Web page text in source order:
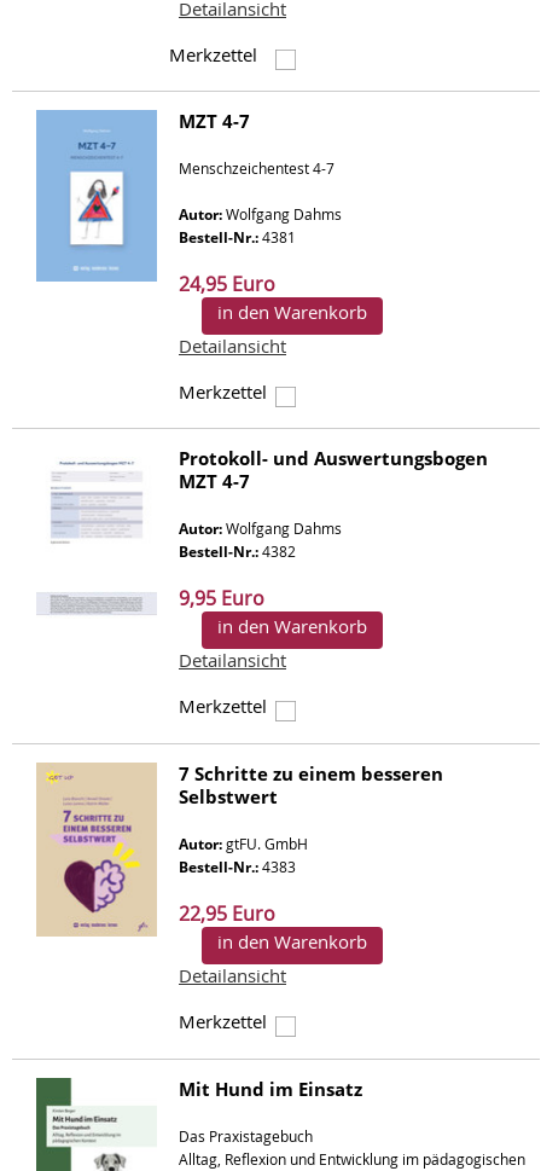
Detailansicht
Merkzettel
MZT 4-7
Menschzeichentest 4-7
Autor: Wolfgang Dahms
Bestell-Nr.: 4381
24,95 Euro
in den Warenkorb
Detailansicht
Merkzettel
Protokoll- und Auswertungsbogen
MZT 4-7
Autor: Wolfgang Dahms
Bestell-Nr.: 4382
9,95 Euro
in den Warenkorb
Detailansicht
Merkzettel
7 Schritte zu einem besseren
Selbstwert
Autor: gtFU. GmbH
Bestell-Nr.: 4383
22,95 Euro
in den Warenkorb
Detailansicht
Merkzettel
Mit Hund im Einsatz
Das Praxistagebuch
Alltag, Reflexion und Entwicklung im pädagogischen